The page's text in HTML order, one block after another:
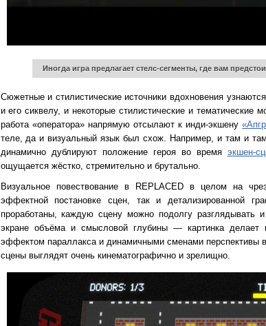
Иногда игра предлагает стелс-сегменты, где вам
Сюжетные и стилистические источники вдохновения
и его сиквелу, и некоторые стилистические и тематические
работа «оператора» напрямую отсылают к инди-экшену
теле, да и визуальный язык был схож. Например, и там и
динамично дублируют положение героя во время экшен-
ощущается жёстко, стремительно и брутально.
Визуальное повествование в REPLACED в целом на
эффектной постановке сцен, так и детализированной
проработаны, каждую сцену можно подолгу
экране объёма и смысловой глубины — картинка
эффектом параллакса и динамичными сменами перспективы
сцены выглядят очень кинематографично и зрелищно.